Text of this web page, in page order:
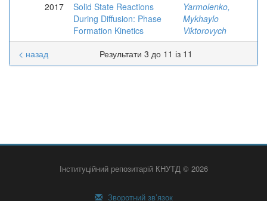
2017
Solid State Reactions
During Diffusion: Phase
Formation Kinetics
Yarmolenko,
Mykhaylo
Viktorovych
Результати 3 до 11 із 11
< назад
Інституційний репозитарій КНУТД © 2026
Зворотний зв’язок